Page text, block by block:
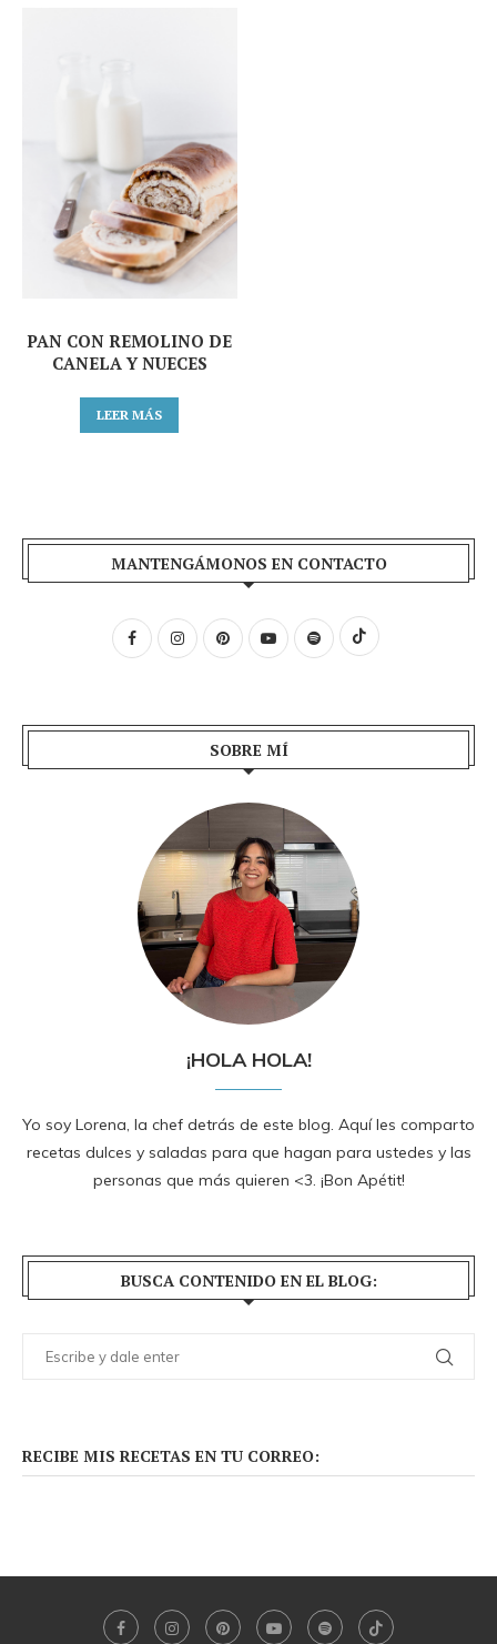
PAN CON REMOLINO DE
CANELA Y NUECES
LEER MÁS
MANTENGÁMONOS EN CONTACTO
SOBRE MÍ
¡HOLA HOLA!
Yo soy Lorena, la chef detrás de este blog. Aquí les comparto
recetas dulces y saladas para que hagan para ustedes y las
personas que más quieren <3. ¡Bon Apétit!
BUSCA CONTENIDO EN EL BLOG:
RECIBE MIS RECETAS EN TU CORREO: